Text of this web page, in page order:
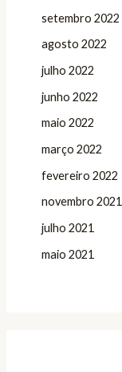
setembro 2022
agosto 2022
julho 2022
junho 2022
maio 2022
março 2022
fevereiro 2022
novembro 2021
julho 2021
maio 2021